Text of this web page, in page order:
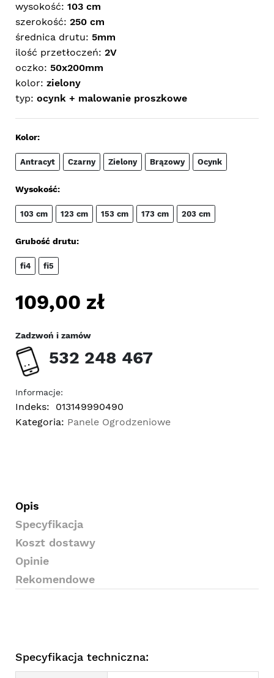
wysokość: 103 cm
szerokość: 250 cm
średnica drutu: 5mm
ilość przetłoczeń: 2V
oczko: 50x200mm
kolor: zielony
typ: ocynk + malowanie proszkowe
Kolor:
Antracyt Czarny Zielony Brązowy Ocynk
Wysokość:
103 cm 123 cm 153 cm 173 cm 203 cm
Grubość drutu:
fi4 fi5
109,00 zł
Zadzwoń i zamów
532 248 467
Informacje:
Indeks:
013149990490
Kategoria: Panele Ogrodzeniowe
Opis
Specyfikacja
Koszt dostawy
Opinie
Rekomendowe
Specyfikacja techniczna: